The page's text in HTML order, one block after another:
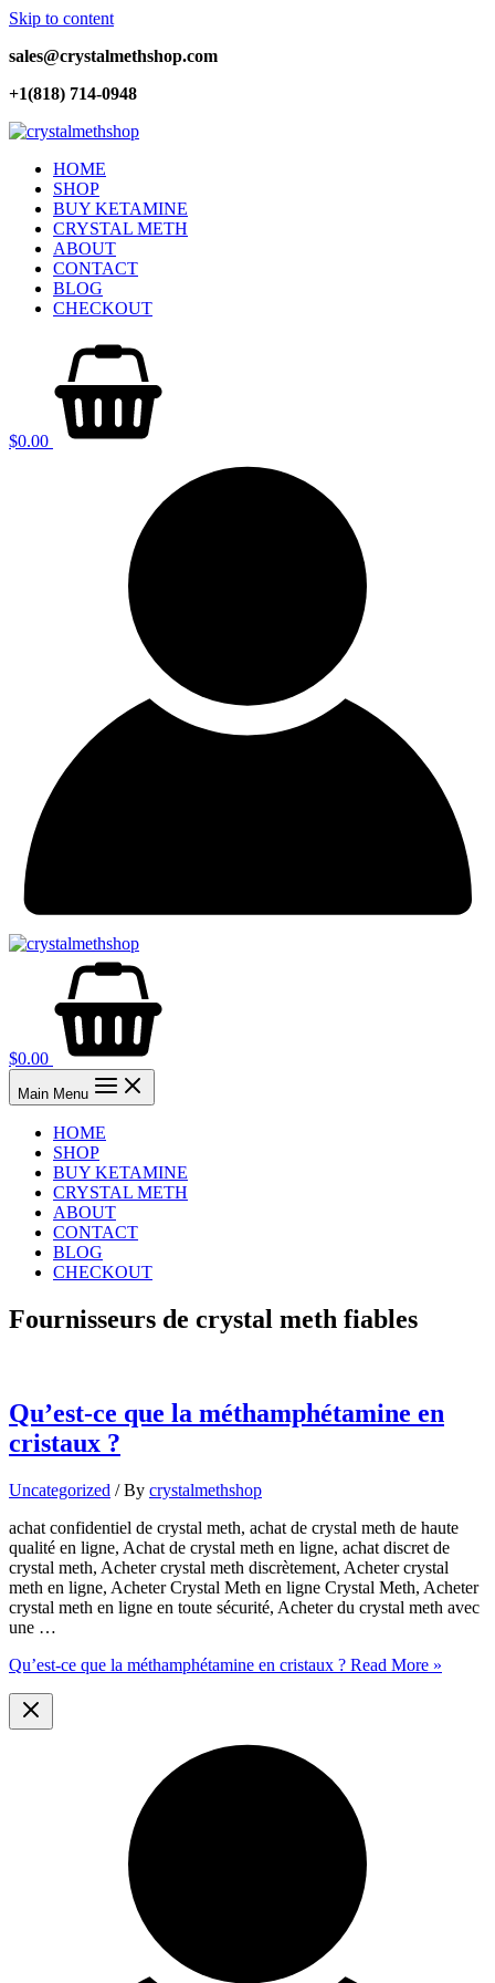
Skip to content
sales@crystalmethshop.com
+1(818) 714-0948
HOME
SHOP
BUY KETAMINE
CRYSTAL METH
ABOUT
CONTACT
BLOG
CHECKOUT
$0.00
$0.00
Main Menu
HOME
SHOP
BUY KETAMINE
CRYSTAL METH
ABOUT
CONTACT
BLOG
CHECKOUT
Fournisseurs de crystal meth fiables
Qu’est-ce que la méthamphétamine en
cristaux ?
Uncategorized / By crystalmethshop
achat confidentiel de crystal meth, achat de crystal meth de haute
qualité en ligne, Achat de crystal meth en ligne, achat discret de
crystal meth, Acheter crystal meth discrètement, Acheter crystal
meth en ligne, Acheter Crystal Meth en ligne Crystal Meth, Acheter
crystal meth en ligne en toute sécurité, Acheter du crystal meth avec
une …
Qu’est-ce que la méthamphétamine en cristaux ? Read More »